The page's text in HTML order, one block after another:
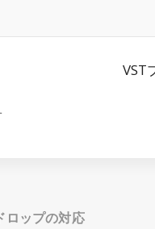
VST
ロップの対応